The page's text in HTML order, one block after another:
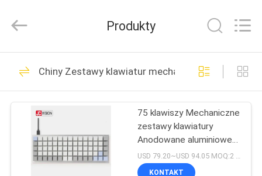
DOM
PRODUKTY
Interactive
Technology
All
Reserved.
Wyświetlacz
sygnalizacji
cyfrowej na
zewnątrz
40
Produkty
Chiny Zestawy klawiatur mechanicznych
75 klawiszy Mechaniczne
zestawy klawiatury
Anodowane aluminiowe
pudełko interfejs typu C USD 79.20~USD 94.05 MOQ:2 sztuki
KONTAKT